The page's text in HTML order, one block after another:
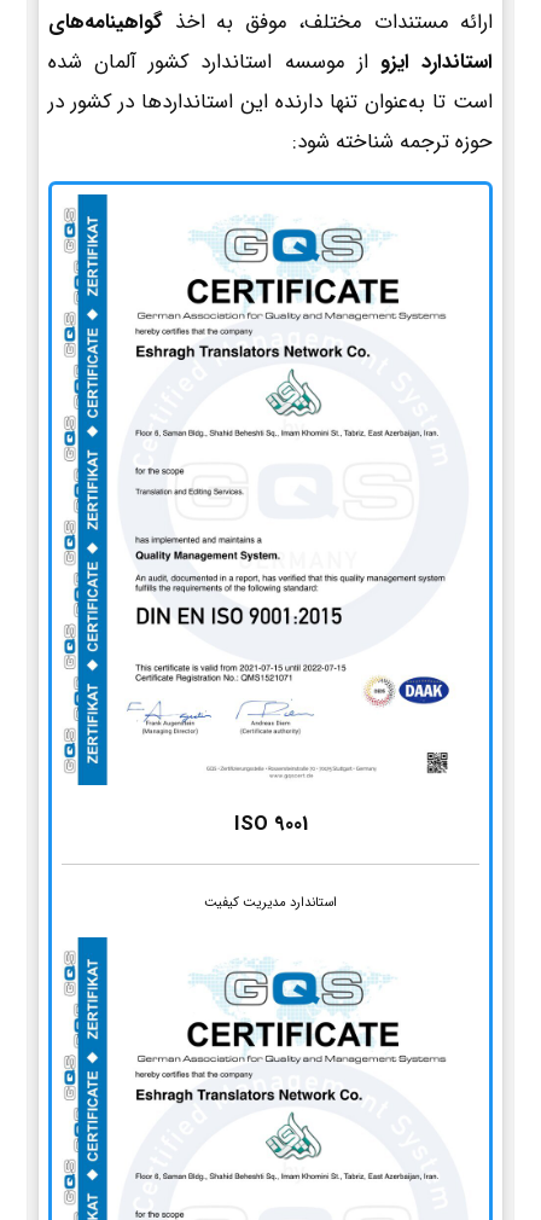
ارائه مستندات مختلف، موفق به اخذ گواهینامه‌های
استاندارد ایزو از موسسه استاندارد کشور آلمان شده
است تا به‌عنوان تنها دارنده این استانداردها در کشور در
حوزه ترجمه شناخته شود:
ISO 9001
استاندارد مدیریت کیفیت